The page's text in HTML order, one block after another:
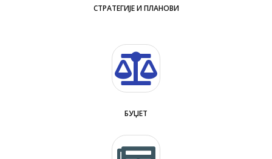
СТРАТЕГИЈЕ И ПЛАНОВИ
БУЏЕТ